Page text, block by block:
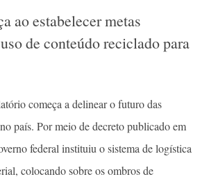
ao estabelecer metas
de conteúdo reciclado para
começa a delinear o futuro das
país. Por meio de decreto publicado em
federal instituiu o sistema de logística
colocando sobre os ombros de